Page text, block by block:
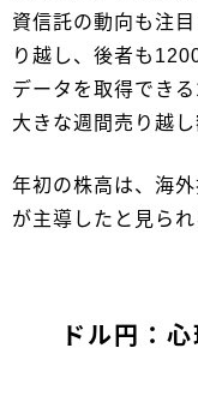
資信託の動向も注
り越し、後者も
データを取得でき
大きな週間売り越し
年初の株高は、海
が主導したと見られ
ドル円：